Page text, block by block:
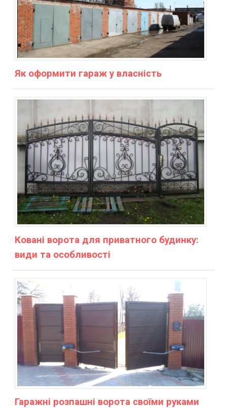
Як оформити гараж у власність
Ковані ворота для приватного будинку:
види та особливості
Гаражні розпашні ворота своїми руками